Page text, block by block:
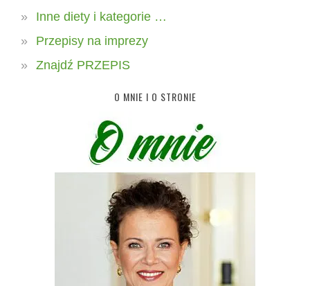
Inne diety i kategorie …
Przepisy na imprezy
Znajdź PRZEPIS
O MNIE I O STRONIE